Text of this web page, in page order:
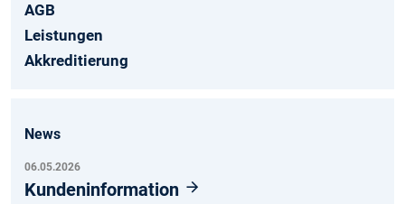
AGB
Leistungen
Akkreditierung
News
06.05.2026
Kundeninformation